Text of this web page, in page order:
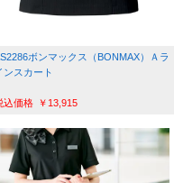
ボンマックス（BONMAX）Ａラ
ンスカート
￥13,915